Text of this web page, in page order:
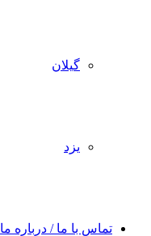
گیلان
یزد
تماس با ما / درباره ما